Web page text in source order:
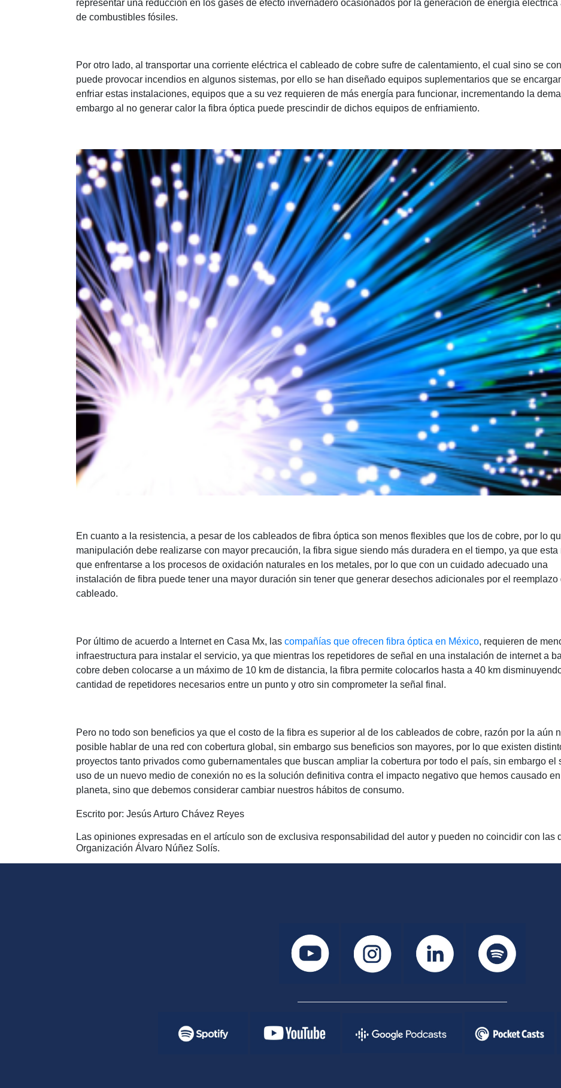
representar una reducción en los gases de efecto invernadero ocasionados por la generación de energía eléctrica
de combustibles fósiles.
Por otro lado, al transportar una corriente eléctrica el cableado de cobre sufre de calentamiento, el cual sino se
puede provocar incendios en algunos sistemas, por ello se han diseñado equipos suplementarios que se
enfriar estas instalaciones, equipos que a su vez requieren de más energía para funcionar, incrementando la
embargo al no generar calor la fibra óptica puede prescindir de dichos equipos de enfriamiento.
En cuanto a la resistencia, a pesar de los cableados de fibra óptica son menos flexibles que los de cobre, por lo
manipulación debe realizarse con mayor precaución, la fibra sigue siendo más duradera en el tiempo, ya que esta
que enfrentarse a los procesos de oxidación naturales en los metales, por lo que con un cuidado adecuado una
instalación de fibra puede tener una mayor duración sin tener que generar desechos adicionales por el reemplazo
cableado.
Por último de acuerdo a Internet en Casa Mx, las compañías que ofrecen fibra óptica en México, requieren de
infraestructura para instalar el servicio, ya que mientras los repetidores de señal en una instalación de internet a
cobre deben colocarse a un máximo de 10 km de distancia, la fibra permite colocarlos hasta a 40 km
cantidad de repetidores necesarios entre un punto y otro sin comprometer la señal final.
Pero no todo son beneficios ya que el costo de la fibra es superior al de los cableados de cobre, razón por la aún
posible hablar de una red con cobertura global, sin embargo sus beneficios son mayores, por lo que existen
proyectos tanto privados como gubernamentales que buscan ampliar la cobertura por todo el país, sin embargo el
uso de un nuevo medio de conexión no es la solución definitiva contra el impacto negativo que hemos causado en
planeta, sino que debemos considerar cambiar nuestros hábitos de consumo.
Escrito por: Jesús Arturo Chávez Reyes
Las opiniones expresadas en el artículo son de exclusiva responsabilidad del autor y pueden no coincidir con las
Organización Álvaro Núñez Solís.